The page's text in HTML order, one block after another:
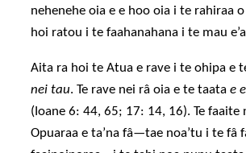
nehenehe oia e e hoo oia i te rahiraa
hoi ratou i te faahanahana i te mau
Aita ra hoi te Atua e rave i te ohipa e
nei tau. Te rave nei râ oia e te taatae
(Ioane 6: 44, 65; 17: 14, 16). Te faaite
Opuaraa e ta’na fâ—tae noa’tu i te fâ